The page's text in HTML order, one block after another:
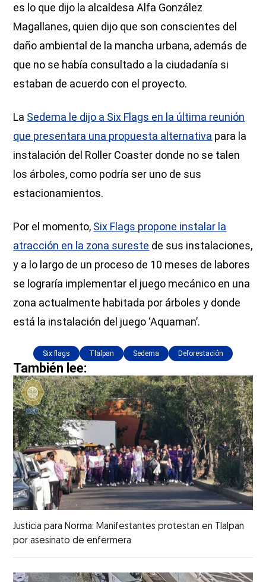
es lo que dijo la alcaldesa Alfa González
Magallanes, quien dijo que son conscientes del
daño ambiental de la mancha urbana, además de
que no se había consultado a la ciudadanía si
estaban de acuerdo con el proyecto.
La Sedema le dijo a Six Flags en la última reunión
que presentara una propuesta alternativa para la
instalación del Roller Coaster donde no se talen
los árboles, como podría ser uno de sus
estacionamientos.
Por el momento, Six Flags propone instalar la
atracción en la zona sureste de sus instalaciones,
y a lo largo de un proceso de 10 meses de labores
se lograría implementar el juego mecánico en una
zona actualmente habitada por árboles y donde
está la instalación del juego ‘Aquaman’.
Six flags Tlalpan Sedema Deforestación
También lee:
Justicia para Norma: Manifestantes protestan en Tlalpan
por asesinato de enfermera